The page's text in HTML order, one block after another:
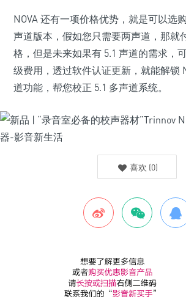
NOVA 还有一项价格优势，就是可以选
声道版本，假如您只需要两声道，那就
格，但是未来如果有 5.1 声道的需求，
级费用，透过软件认证更新，就能解锁
道功能，帮您校正 5.1 多声道系统。
喜欢 (0)